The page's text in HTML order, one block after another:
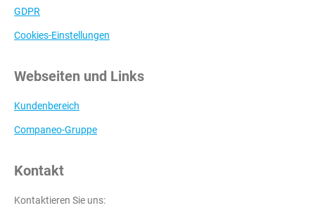
GDPR
Cookies-Einstellungen
Webseiten und Links
Kundenbereich
Companeo-Gruppe
Kontakt
Kontaktieren Sie uns: